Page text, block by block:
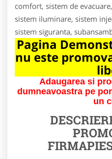
comfort, sistem de
sistem iluminare, sistem
sistem siguranta,
Pagina
nu este
Adaugarea si
dumneavoastra pe
un